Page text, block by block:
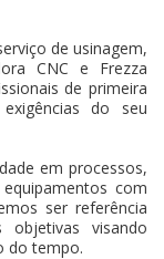
de usinagem,
CNC e Frezza
de primeira
do seu
em processos,
com
ser referência
visando
do tempo.